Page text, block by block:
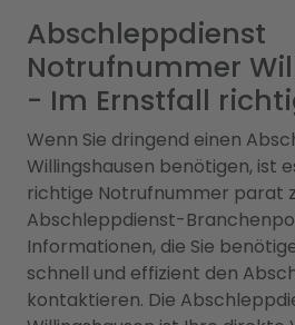
Abschleppdienst
Notrufnummer
- Im Ernstfall
Wenn Sie dringend einen
Willingshausen benötigen, ist
richtige Notrufnummer parat
Abschleppdienst-
Informationen, die Sie
schnell und effizient den
kontaktieren. Die